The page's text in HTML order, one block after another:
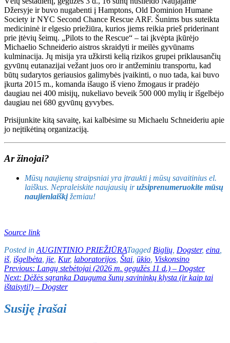
Džersyje ir buvo nugabenti į Hamptons, Old Dominion Humane
Society ir NYC Second Chance Rescue ARF. Šunims bus suteikta
medicininė ir elgesio priežiūra, kurios jiems reikia prieš priderinant
prie įtėvių šeimų. „Pilots to the Rescue“ – tai įkvėpta įkūrėjo
Michaelio Schneiderio aistros skraidyti ir meilės gyvūnams
kulminacija. Jų misija yra užkirsti kelią rizikos grupei priklausančių
gyvūnų eutanazijai vežant juos oro ir antžeminiu transportu, kad
būtų sudarytos geriausios galimybės įvaikinti, o nuo tada, kai buvo
įkurta 2015 m., komanda išaugo iš vieno žmogaus ir pradėjo
daugiau nei 400 misijų, nukeliavo beveik 500 000 mylių ir išgelbėjo
daugiau nei 680 gyvūnų gyvybes.
Prisijunkite kitą savaitę, kai kalbėsime su Michaelu Schneideriu apie
jo neįtikėtiną organizaciją.
Ar žinojai?
Mūsų naujienų straipsniai yra įtraukti į mūsų savaitinius el.
laiškus. Nepraleiskite naujausių iružsiprenumeruokite mūsų
naujienlaiškįžemiau!
Source link
Posted in AUGINTINIO PRIEŽIŪRATagged Biglių Dogster, eina
iš, išgelbėta jie Kur, laboratorijos Štai ūkio Viskonsino
Navigacija
tarp
Previous: Langų stebėtojai (2026 m. gegužės 11 d.) – Dogster
Next: Dėžės sąranka Dauguma šunų savininkų klysta (ir kaip tai
ištaisyti!) – Dogster
Susiję įrašai